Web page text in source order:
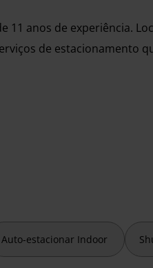
11 anos de experiência.
de estacionamento
mail de confirmação
Auto-estacionar Indoor